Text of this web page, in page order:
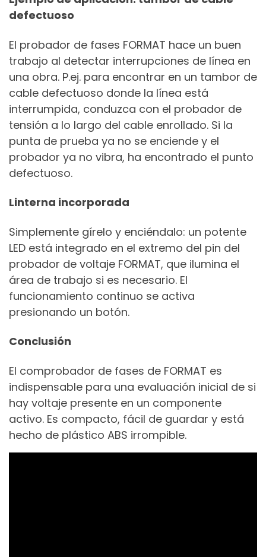
defectuoso
El probador de fases FORMAT hace un buen
trabajo al detectar interrupciones de línea en
una obra. P.ej. para encontrar en un tambor de
cable defectuoso donde la línea está
interrumpida, conduzca con el probador de
tensión a lo largo del cable enrollado. Si la
punta de prueba ya no se enciende y el
probador ya no vibra, ha encontrado el punto
defectuoso.
Linterna incorporada
Simplemente gírelo y enciéndalo: un potente
LED está integrado en el extremo del pin del
probador de voltaje FORMAT, que ilumina el
área de trabajo si es necesario. El
funcionamiento continuo se activa
presionando un botón.
Conclusión
El comprobador de fases de FORMAT es
indispensable para una evaluación inicial de si
hay voltaje presente en un componente
activo. Es compacto, fácil de guardar y está
hecho de plástico ABS irrompible.